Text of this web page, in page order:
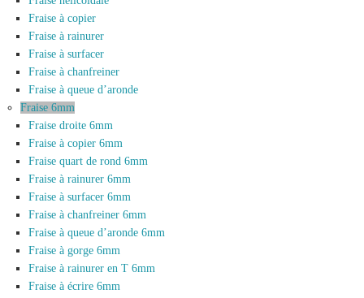
Fraise à copier
Fraise à rainurer
Fraise à surfacer
Fraise à chanfreiner
Fraise à queue d’aronde
Fraise 6mm
Fraise droite 6mm
Fraise à copier 6mm
Fraise quart de rond 6mm
Fraise à rainurer 6mm
Fraise à surfacer 6mm
Fraise à chanfreiner 6mm
Fraise à queue d’aronde 6mm
Fraise à gorge 6mm
Fraise à rainurer en T 6mm
Fraise à écrire 6mm